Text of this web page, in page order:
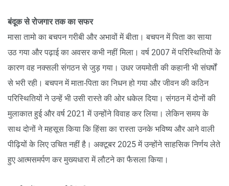
बंदूक से रोजगार तक का सफर
मासा तामो का बचपन गरीबी और अभावों में बीता। बचपन में पिता का साया
उठ गया और पढ़ाई का अवसर कभी नहीं मिला। वर्ष 2007 में परिस्थितियों के
कारण वह नक्सली संगठन से जुड़ गया। उधर जयमोती की कहानी भी संघर्षों
से भरी रही। बचपन में माता-पिता का निधन हो गया और जीवन की कठिन
परिस्थितियों ने उन्हें भी उसी रास्ते की ओर धकेल दिया। संगठन में दोनों की
मुलाकात हुई और वर्ष 2021 में उन्होंने विवाह कर लिया। लेकिन समय के
साथ दोनों ने महसूस किया कि हिंसा का रास्ता उनके भविष्य और आने वाली
पीढ़ियों के लिए उचित नहीं है। अक्टूबर 2025 में उन्होंने साहसिक निर्णय लेते
हुए आत्मसमर्पण कर मुख्यधारा में लौटने का फैसला किया।